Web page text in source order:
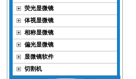
荧光显微镜
体视显微镜
相称显微镜
偏光显微镜
显微镜软件
切割机